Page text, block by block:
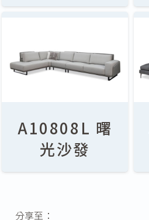
A10808L 曙
光沙發
分享至：